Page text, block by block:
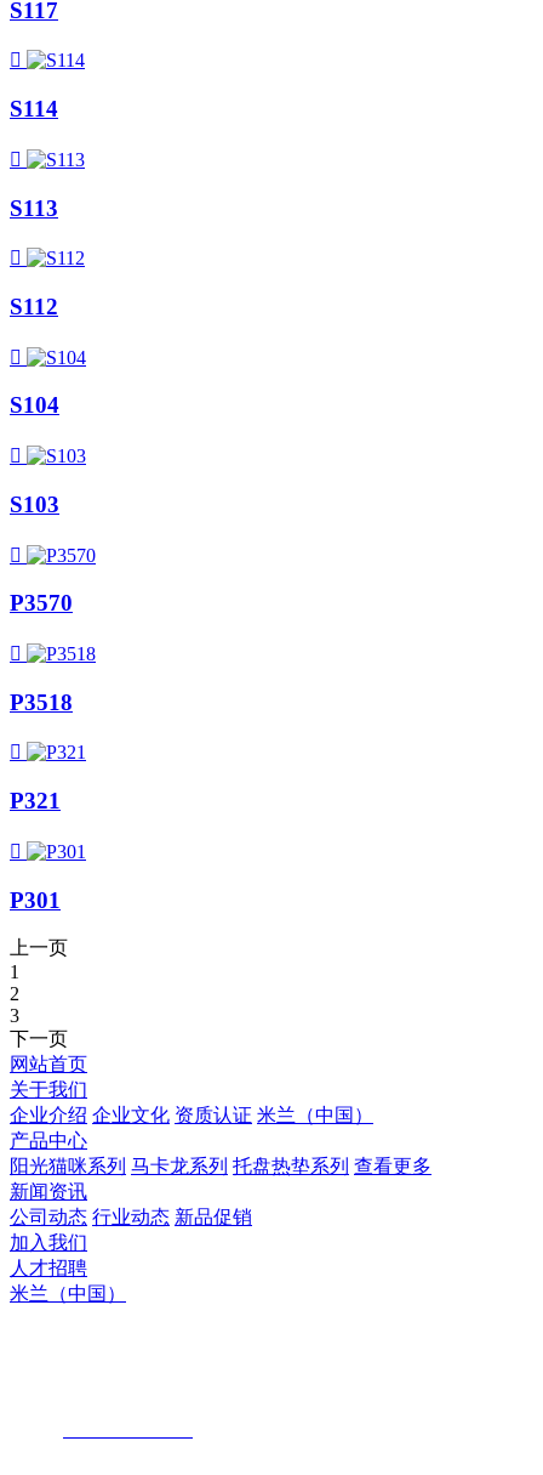
S117

S114

S113

S112

S104

S103

P3570

P3518

P321

P301
上一页
1
2
3
下一页
网站首页
关于我们
企业介绍 企业文化 资质认证 米兰（中国）
产品中心
阳光猫咪系列 马卡龙系列 托盘热垫系列 查看更多
新闻资讯
公司动态 行业动态 新品促销
加入我们
人才招聘
米兰（中国）